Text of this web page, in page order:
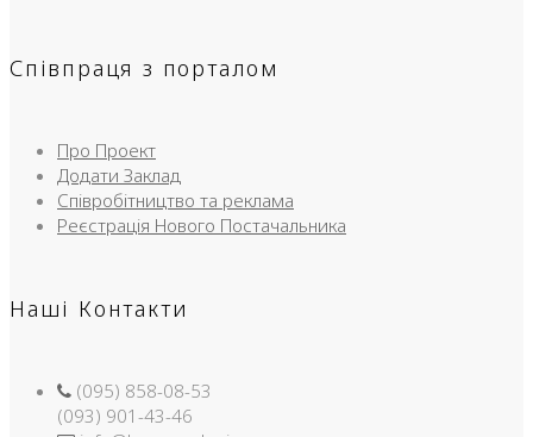
Співпраця з порталом
Про Проект
Додати Заклад
Співробітництво та реклама
Реєстрація Нового Постачальника
Наші Контакти
(095) 858-08-53
(093) 901-43-46